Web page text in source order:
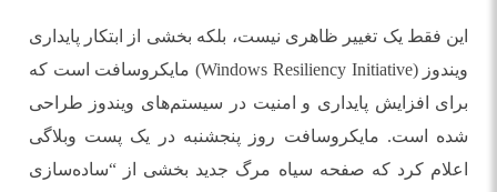
این فقط یک تغییر ظاهری نیست، بلکه بخشی از ابتکار پایداری
ویندوز (Windows Resiliency Initiative) مایکروسافت است که
برای افزایش پایداری و امنیت در سیستم‌های ویندوز طراحی
شده است. مایکروسافت روز پنجشنبه در یک پست وبلاگی
اعلام کرد که صفحه سیاه مرگ جدید بخشی از “ساده‌سازی